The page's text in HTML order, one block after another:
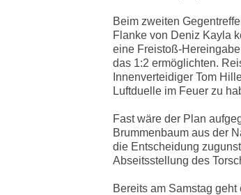
Beim zweiten
Flanke von Deniz Kayla
eine Freistoß-
das 1:2 ermöglichten.
Innenverteidiger Tom
Luftduelle im Feuer zu
Fast wäre der Plan
Brummenbaum aus der
die Entscheidung
Abseitsstellung des
Bereits am Samstag